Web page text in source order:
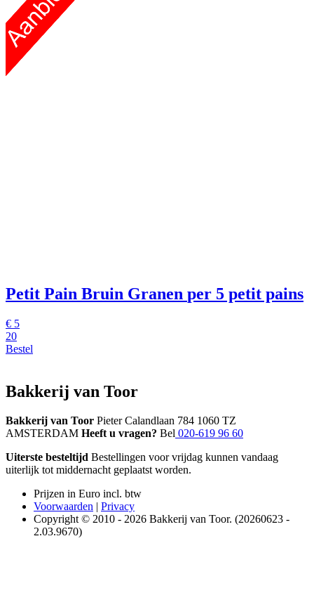
Petit Pain Bruin Granen per 5 petit pains
€ 5
20
Bestel
Bakkerij van Toor
Bakkerij van Toor Pieter Calandlaan 784 1060 TZ
AMSTERDAM Heeft u vragen? Bel 020-619 96 60
Uiterste besteltijd Bestellingen voor vrijdag kunnen vandaag
uiterlijk tot middernacht geplaatst worden.
Prijzen in Euro incl. btw
Voorwaarden | Privacy
Copyright © 2010 - 2026 Bakkerij van Toor. (20260623 -
2.03.9670)